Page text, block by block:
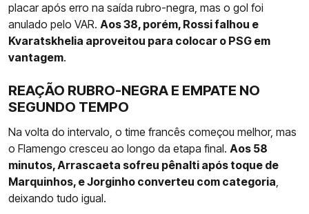
placar após erro na saída rubro-negra, mas o gol foi
anulado pelo VAR. Aos 38, porém, Rossi falhou e
Kvaratskhelia aproveitou para colocar o PSG em
vantagem.
REAÇÃO RUBRO-NEGRA E EMPATE NO
SEGUNDO TEMPO
Na volta do intervalo, o time francês começou melhor, mas
o Flamengo cresceu ao longo da etapa final. Aos 58
minutos, Arrascaeta sofreu pênalti após toque de
Marquinhos, e Jorginho converteu com categoria,
deixando tudo igual.